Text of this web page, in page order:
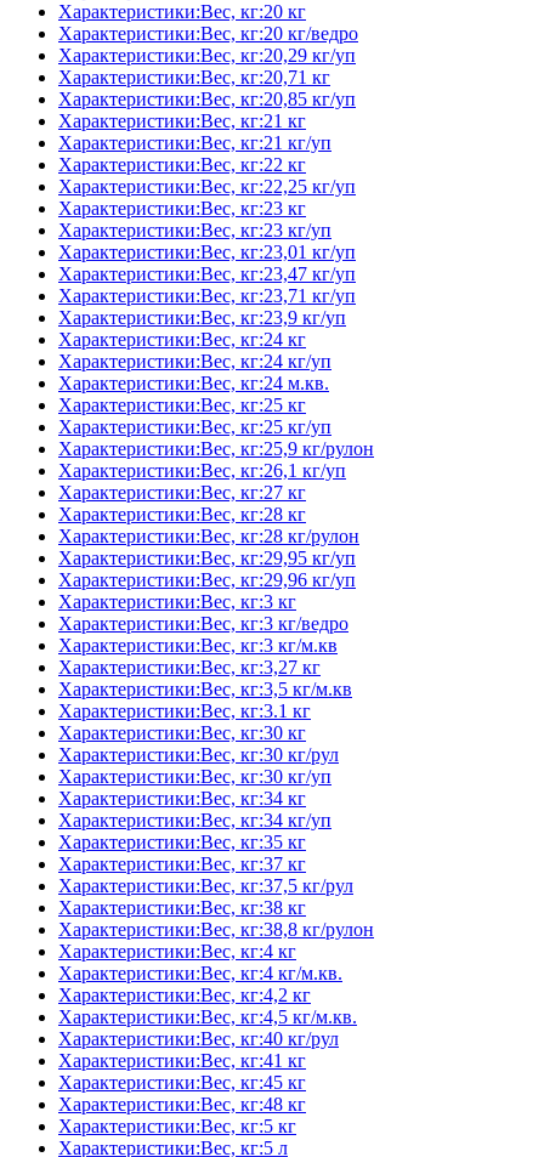
Характеристики:Вес, кг:20 кг
Характеристики:Вес, кг:20 кг/ведро
Характеристики:Вес, кг:20,29 кг/уп
Характеристики:Вес, кг:20,71 кг
Характеристики:Вес, кг:20,85 кг/уп
Характеристики:Вес, кг:21 кг
Характеристики:Вес, кг:21 кг/уп
Характеристики:Вес, кг:22 кг
Характеристики:Вес, кг:22,25 кг/уп
Характеристики:Вес, кг:23 кг
Характеристики:Вес, кг:23 кг/уп
Характеристики:Вес, кг:23,01 кг/уп
Характеристики:Вес, кг:23,47 кг/уп
Характеристики:Вес, кг:23,71 кг/уп
Характеристики:Вес, кг:23,9 кг/уп
Характеристики:Вес, кг:24 кг
Характеристики:Вес, кг:24 кг/уп
Характеристики:Вес, кг:24 м.кв.
Характеристики:Вес, кг:25 кг
Характеристики:Вес, кг:25 кг/уп
Характеристики:Вес, кг:25,9 кг/рулон
Характеристики:Вес, кг:26,1 кг/уп
Характеристики:Вес, кг:27 кг
Характеристики:Вес, кг:28 кг
Характеристики:Вес, кг:28 кг/рулон
Характеристики:Вес, кг:29,95 кг/уп
Характеристики:Вес, кг:29,96 кг/уп
Характеристики:Вес, кг:3 кг
Характеристики:Вес, кг:3 кг/ведро
Характеристики:Вес, кг:3 кг/м.кв
Характеристики:Вес, кг:3,27 кг
Характеристики:Вес, кг:3,5 кг/м.кв
Характеристики:Вес, кг:3.1 кг
Характеристики:Вес, кг:30 кг
Характеристики:Вес, кг:30 кг/рул
Характеристики:Вес, кг:30 кг/уп
Характеристики:Вес, кг:34 кг
Характеристики:Вес, кг:34 кг/уп
Характеристики:Вес, кг:35 кг
Характеристики:Вес, кг:37 кг
Характеристики:Вес, кг:37,5 кг/рул
Характеристики:Вес, кг:38 кг
Характеристики:Вес, кг:38,8 кг/рулон
Характеристики:Вес, кг:4 кг
Характеристики:Вес, кг:4 кг/м.кв.
Характеристики:Вес, кг:4,2 кг
Характеристики:Вес, кг:4,5 кг/м.кв.
Характеристики:Вес, кг:40 кг/рул
Характеристики:Вес, кг:41 кг
Характеристики:Вес, кг:45 кг
Характеристики:Вес, кг:48 кг
Характеристики:Вес, кг:5 кг
Характеристики:Вес, кг:5 л